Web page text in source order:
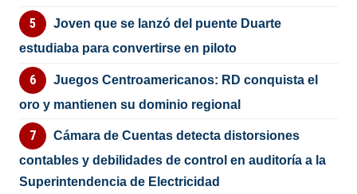
Joven que se lanzó del puente Duarte
estudiaba para convertirse en piloto
Juegos Centroamericanos: RD conquista el
oro y mantienen su dominio regional
Cámara de Cuentas detecta distorsiones
contables y debilidades de control en auditoría a la
Superintendencia de Electricidad